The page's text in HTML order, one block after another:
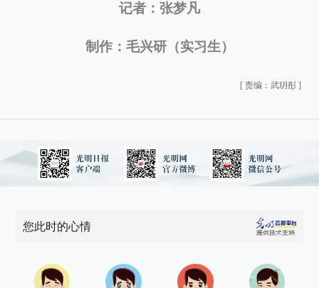
记者：张梦凡
制作：毛兴研（实习生）
[ 责编：武玥彤 ]
您此时的心情